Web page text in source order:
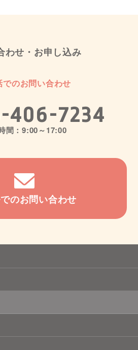
わせ・お申し込み
でのお問い合わせ
406-7234
間：9:00～17:00
のお問い合わせ